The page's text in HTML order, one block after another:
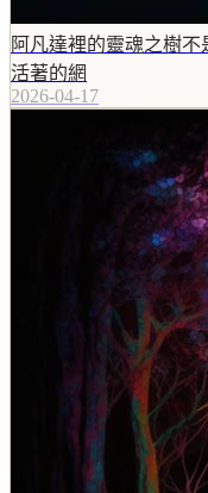
阿凡達裡的靈魂之樹
活著的網
2026-04-17